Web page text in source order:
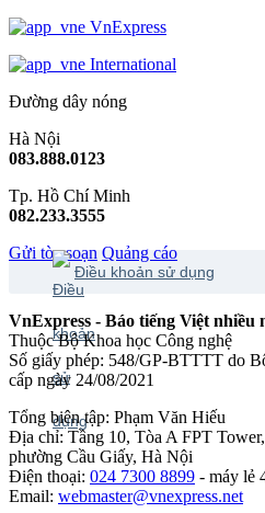
VnExpress
International
Đường dây nóng
Hà Nội
083.888.0123
Tp. Hồ Chí Minh
082.233.3555
Gửi tòa soạn Quảng cáo
Điều khoản sử dụng
VnExpress - Báo tiếng Việt nhiều
Thuộc Bộ Khoa học Công nghệ
Số giấy phép: 548/GP-BTTTT do
cấp ngày 24/08/2021
Tổng biên tập: Phạm Văn Hiếu
Địa chỉ: Tầng 10, Tòa A FPT
phường Cầu Giấy, Hà Nội
Điện thoại: 024 7300 8899 - máy lẻ
Email: webmaster@vnexpress.net